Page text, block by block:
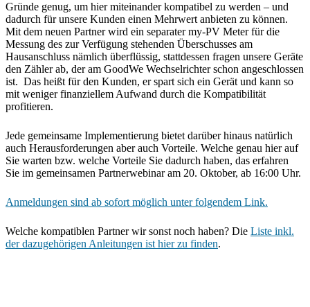
Gründe genug, um hier miteinander kompatibel zu werden – und
dadurch für unsere Kunden einen Mehrwert anbieten zu können.
Mit dem neuen Partner wird ein separater my-PV Meter für die
Messung des zur Verfügung stehenden Überschusses am
Hausanschluss nämlich überflüssig, stattdessen fragen unsere Geräte
den Zähler ab, der am GoodWe Wechselrichter schon angeschlossen
ist. Das heißt für den Kunden, er spart sich ein Gerät und kann so
mit weniger finanziellem Aufwand durch die Kompatibilität
profitieren.
Jede gemeinsame Implementierung bietet darüber hinaus natürlich
auch Herausforderungen aber auch Vorteile. Welche genau hier auf
Sie warten bzw. welche Vorteile Sie dadurch haben, das erfahren
Sie im gemeinsamen Partnerwebinar am 20. Oktober, ab 16:00 Uhr.
Anmeldungen sind ab sofort möglich unter folgendem Link.
Welche kompatiblen Partner wir sonst noch haben? Die Liste inkl.
der dazugehörigen Anleitungen ist hier zu finden.